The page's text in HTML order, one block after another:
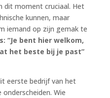
dit moment cruciaal. Het
kunnen, maar
iemand op zijn gemak te
“Je bent hier welkom,
het beste bij je past”
eerste bedrijf van het
Wie